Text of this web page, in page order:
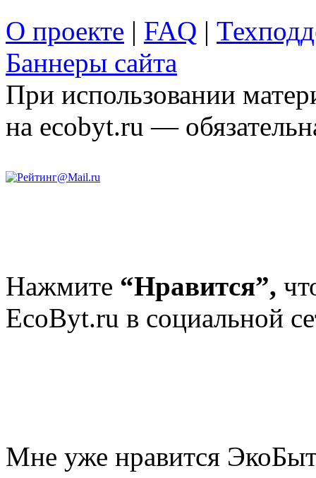
О проекте | FAQ |
Баннеры сайта
При использовании
на ecobyt.ru —
Нажмите “Нравится”,
EcoByt.ru в социальной
Мне уже нравится